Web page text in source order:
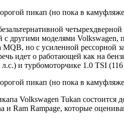
с другими моделями
но с усиленной рессорной
идет о работающей как на
и турбомоторчике 1.0 TSI
Volkswagen Tukan состоится
и Ram Rampage, которые